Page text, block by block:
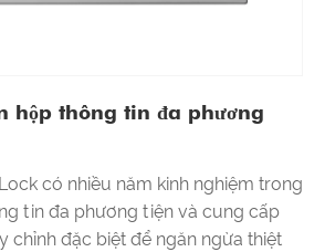
hộp thông tin đa phương
có nhiều năm kinh nghiệm trong
tin đa phương tiện và cung cấp
chỉnh đặc biệt để ngăn ngừa thiệt